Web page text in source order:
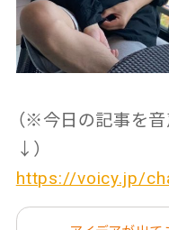
（※今日の記事を
↓）
https://voicy.jp/